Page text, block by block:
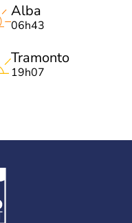
Alba
06h43
Tramonto
19h07